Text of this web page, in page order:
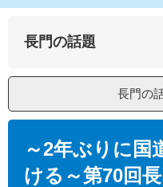
長門の話題
長門の
～2年ぶりに国
ける～第70回